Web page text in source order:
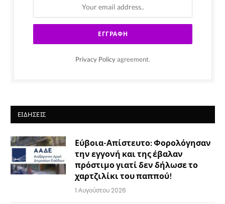
Privacy Policy agreement.
ΕΙΔΉΣΕΙΣ
Εύβοια-Απίστευτο: Φορολόγησαν
την εγγονή και της έβαλαν
πρόστιμο γιατί δεν δήλωσε το
χαρτζιλίκι του παππού!
1 Αυγούστου 2026